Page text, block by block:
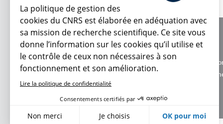
Charte
Données
La politique de gestion des
cookies du CNRS est élaborée en adéquation avec
sa mission de recherche scientifique. Ce site vous
donne l’information sur les cookies qu’il utilise et
le contrôle de ceux non nécessaires à son
fonctionnement et son amélioration.
Lire la politique de confidentialité
Consentements certifiés par
Non merci Je choisis OK pour moi